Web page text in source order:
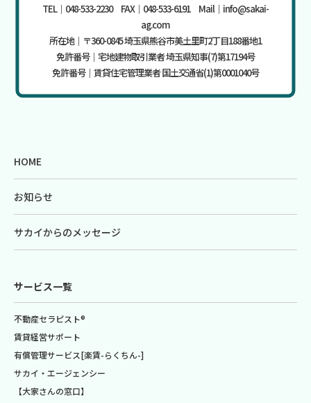
TEL｜048-533-2230 FAX｜048-533-6191 Mail｜info@sakai-
ag.com
所在地｜〒360-0845 埼玉県熊谷市美土里町2丁目188番地1
免許番号｜宅地建物取引業者 埼玉県知事(7)第17194号
免許番号｜賃貸住宅管理業者 国土交通省(1)第0001040号
HOME
お知らせ
サカイからのメッセージ
サービス一覧
不動産セラピスト®
賃貸経営サポート
有償管理サービス[楽賃-らくちん-]
サカイ・エージェンシー
【大家さんの窓口】